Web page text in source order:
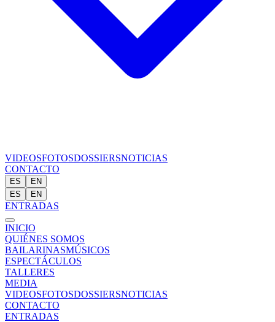
VIDEOSFOTOSDOSSIERSNOTICIAS
CONTACTO
ES
EN
ES
EN
ENTRADAS
INICIO
QUIÉNES SOMOS
BAILARINASMÚSICOS
ESPECTÁCULOS
TALLERES
MEDIA
VIDEOSFOTOSDOSSIERSNOTICIAS
CONTACTO
ENTRADAS